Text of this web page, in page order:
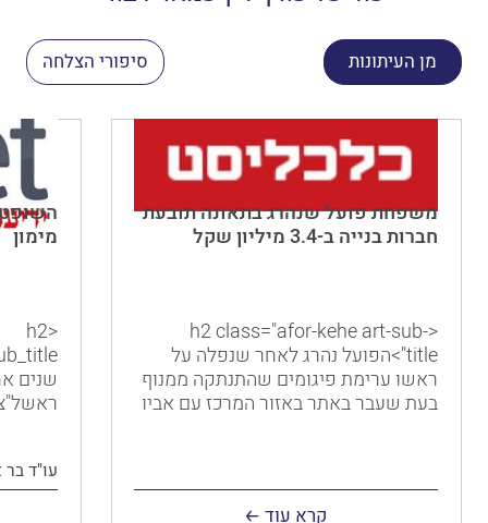
מן העיתונות סיפורי הצלחה
משפחת פועל שנהרג בתאונה תובעת
חברות בנייה ב-3.4 מיליון שקל
<h2 class="afor-kehe art-sub-
title">הפועל נהרג לאחר שנפלה על
ראשו ערימת פיגומים שהתנתקה ממנוף
בעת שעבר באתר באזור המרכז עם אביו
גופת קרובם חוזרת וניבטת מול עיניהם"
קרא עוד
מימון
<h2
שנים
עו"ד בר